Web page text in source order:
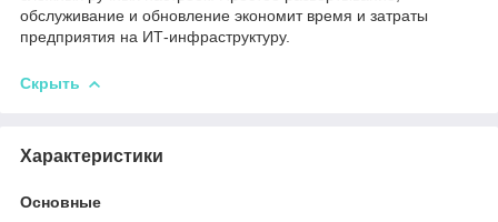
обслуживание и обновление экономит время и затраты
предприятия на ИТ-инфраструктуру.
Скрыть
Характеристики
Основные